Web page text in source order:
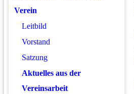
Verein
Leitbild
Vorstand
Satzung
Aktuelles aus der
Vereinsarbeit